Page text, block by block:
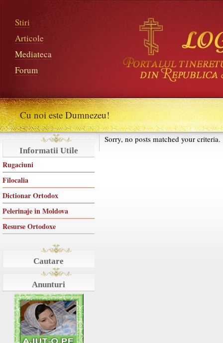
Stiri
Articole
Mediateca
Forum
Cu noi este Dumnezeu!
Informatii Utile
Rugaciuni
Filocalia
Dictionar Ortodox
Pelerinaje in Moldova
Resurse Ortodoxe
Cautare
Anunturi
Sorry, no posts matched your criteria.